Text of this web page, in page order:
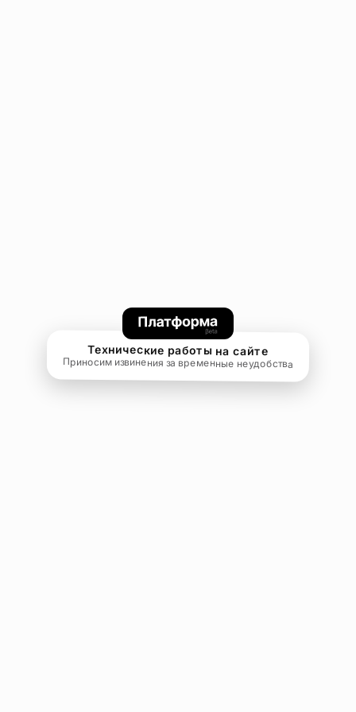
Технические работы на сайте
Приносим извинения за временные неудобства